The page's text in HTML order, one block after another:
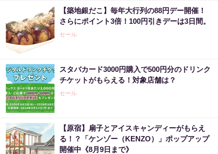
【築地銀だこ】毎年大行列の88円デー開催！
さらにポイント3倍！100円引きデーは3日間。
セール
スタバカード3000円購入で500円分のドリンク
チケットがもらえる！対象店舗は？
セール
【原宿】扇子とアイスキャンディーがもらえ
る！？「ケンゾー（KENZO）」ポップアップ
開催中《8月9日まで》